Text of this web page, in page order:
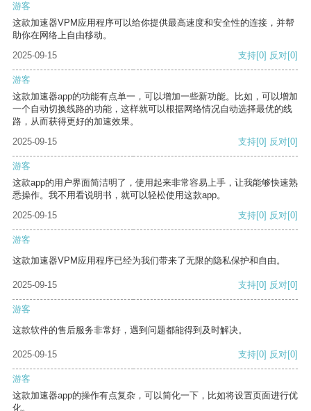
游客
这款加速器VPM应用程序可以给你提供最高速度和安全性的连接，并帮
助你在网络上自由移动。
2025-09-15
支持[0] 反对[0]
游客
这款加速器app的功能有点单一，可以增加一些新功能。比如，可以增加
一个自动切换线路的功能，这样就可以根据网络情况自动选择最优的线
路，从而获得更好的加速效果。
2025-09-15
支持[0] 反对[0]
游客
这款app的用户界面简洁明了，使用起来非常容易上手，让我能够快速熟
悉操作。我不用看说明书，就可以轻松使用这款app。
2025-09-15
支持[0] 反对[0]
游客
这款加速器VPM应用程序已经为我们带来了无限的隐私保护和自由。
2025-09-15 支持[0] 反对[0]
游客
这款软件的售后服务非常好，遇到问题都能得到及时解决。
2025-09-15 支持[0] 反对[0]
游客
这款加速器app的操作有点复杂，可以简化一下，比如将设置页面进行优
化。